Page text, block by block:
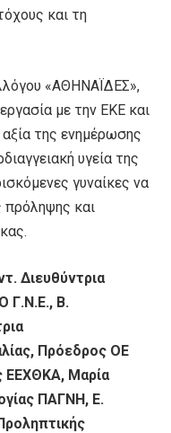
και τη
«ΑΘΗΝΑΪΔΕΣ»,
με την ΕΚΕ και
της ενημέρωσης
υγεία της
γυναίκες να
πρόληψης και
Διευθύντρια
Γ.Ν.Ε., Β.
Πρόεδρος ΟΕ
ΕΕΧΘΚΑ, Μαρία
ΠΑΓΝΗ, Ε.